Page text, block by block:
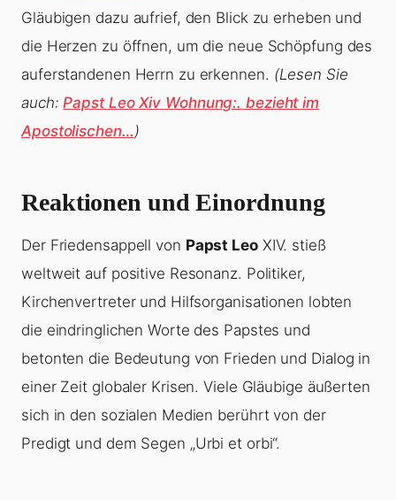
Gläubigen dazu aufrief, den Blick zu erheben und
die Herzen zu öffnen, um die neue Schöpfung des
auferstandenen Herrn zu erkennen. (Lesen Sie
auch:Papst Leo Xiv Wohnung:. bezieht im
Apostolischen…)
Reaktionen und Einordnung
Der Friedensappell von Papst LeoXIV. stieß
weltweit auf positive Resonanz. Politiker,
Kirchenvertreter und Hilfsorganisationen lobten
die eindringlichen Worte des Papstes und
betonten die Bedeutung von Frieden und Dialog in
einer Zeit globaler Krisen. Viele Gläubige äußerten
sich in den sozialen Medien berührt von der
Predigt und dem Segen „Urbi et orbi“.